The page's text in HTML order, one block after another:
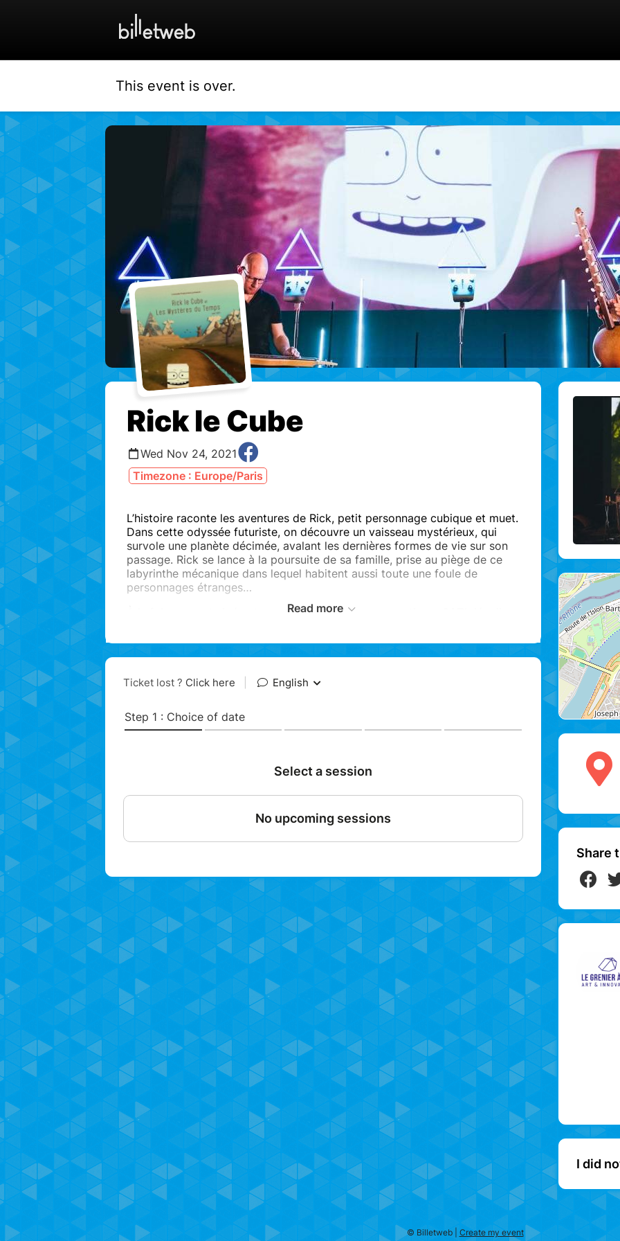
This event is over.
Rick le Cube
Wed Nov 24, 2021
Timezone : Europe/Paris
L’histoire raconte les aventures de Rick, petit personnage cubique et muet.
Dans cette odyssée futuriste, on découvre un vaisseau mystérieux, qui
survole une planète décimée, avalant les dernières formes de vie sur son
passage. Rick se lance à la poursuite de sa famille, prise au piège de ce
labyrinthe mécanique dans lequel habitent aussi toute une foule de
personnages étranges…
À la fois concert cinématographique et électro-acoustique, SATI dévoile
A partir de 6 ans.
Tarif enfant (jusqu'à 12 ans) : 5€
Read more
Share
I did
© Billetweb | Create my event